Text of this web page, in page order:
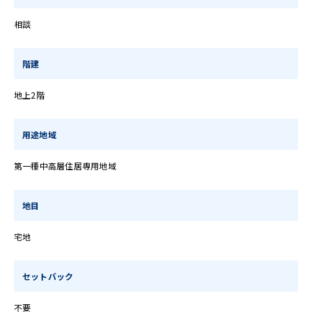
相談
階建
地上2階
用途地域
第一種中高層住居専用地域
地目
宅地
セットバック
不要